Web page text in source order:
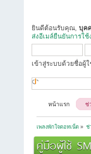
ยินดีต้อนรับคุณ, บุค
ส่งอีเมล์ยืนยันการใช้
เข้าสู่ระบบด้วยชื่อผู้
หน้าแรก ช่
เพลงพักใจดอทเน็ต » ช่
คู่มือผู้ใช้